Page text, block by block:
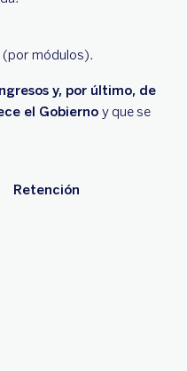
(por módulos).
y, por último, de
el Gobierno y que se
Retención